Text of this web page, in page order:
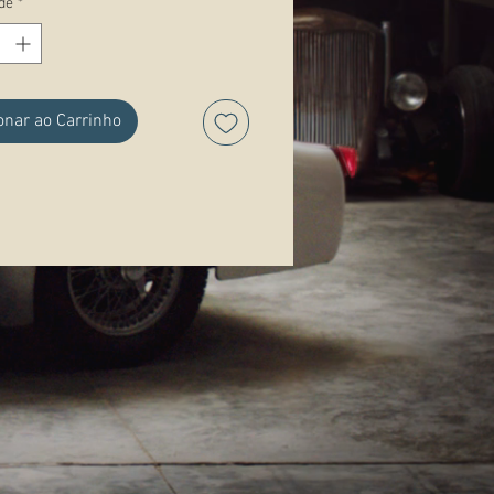
*
ao Carrinho